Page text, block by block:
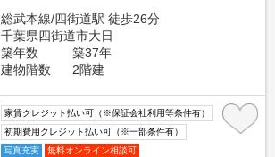
総武本線/四街道駅 徒歩26分
千葉県四街道市大日
築年数
築37年
建物階数
2階建
家賃クレジット払い可（※保証会社利用等条件有）
初期費用クレジット払い可（※一部条件有）
写真充実
無料オンライン相談可